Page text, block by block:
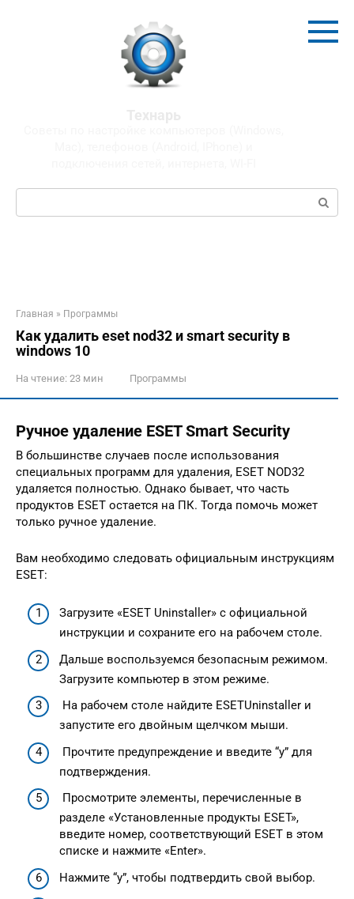
Поиск:
Главная » Программы
Как удалить eset nod32 и smart security в
windows 10
На чтение: 23 мин Программы
Ручное удаление ESET Smart Security
В большинстве случаев после использования
специальных программ для удаления, ESET NOD32
удаляется полностью. Однако бывает, что часть
продуктов ESET остается на ПК. Тогда помочь может
только ручное удаление.
Вам необходимо следовать официальным инструкциям
ESET:
Загрузите «ESET Uninstaller» с официальной
инструкции и сохраните его на рабочем столе.
Дальше воспользуемся безопасным режимом.
Загрузите компьютер в этом режиме.
На рабочем столе найдите ESETUninstaller и
запустите его двойным щелчком мыши.
Прочтите предупреждение и введите “y” для
подтверждения.
Просмотрите элементы, перечисленные в
разделе «Установленные продукты ESET»,
введите номер, соответствующий ESET в этом
списке и нажмите «Enter».
Нажмите “y”, чтобы подтвердить свой выбор.